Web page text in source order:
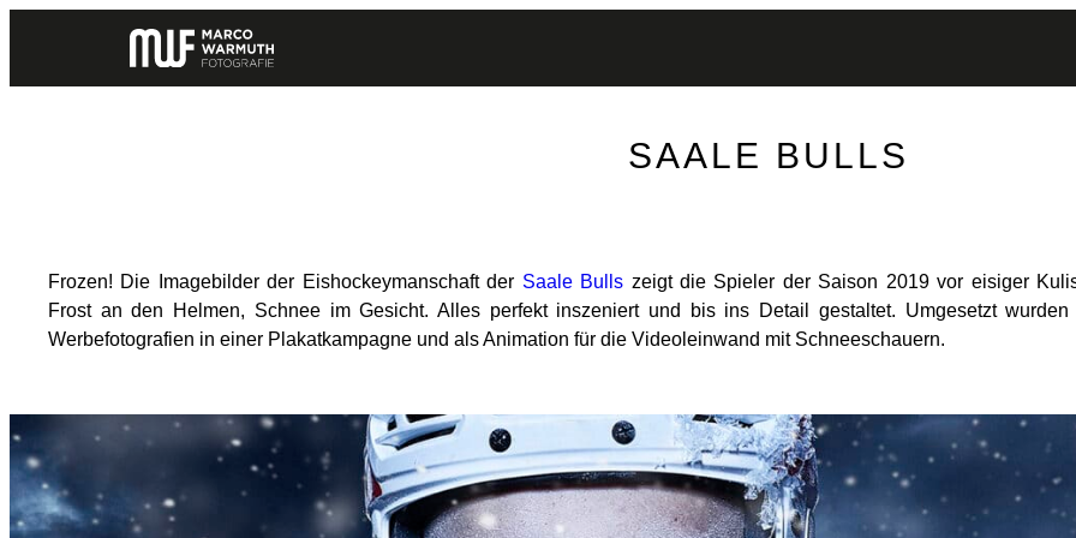
springen
SAALE BULLS
Frozen! Die Imagebilder der Eishockeymanschaft der Saale Bulls zeigt die Spieler der Saison 2019 vor eisiger
Frost an den Helmen, Schnee im Gesicht. Alles perfekt inszeniert und bis ins Detail gestaltet. Umgesetzt wurden
Werbefotografien in einer Plakatkampagne und als Animation für die Videoleinwand mit Schneeschauern.